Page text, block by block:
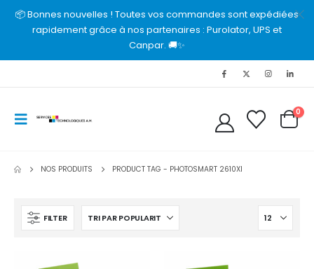
📦 Bonnes nouvelles ! Toutes vos commandes sont expédiées
rapidement grâce à nos partenaires : Purolator, UPS et
Canpar. 🚚✨
0
NOS PRODUITS PRODUCT TAG - PHOTOSMART 2610XI
FILTER